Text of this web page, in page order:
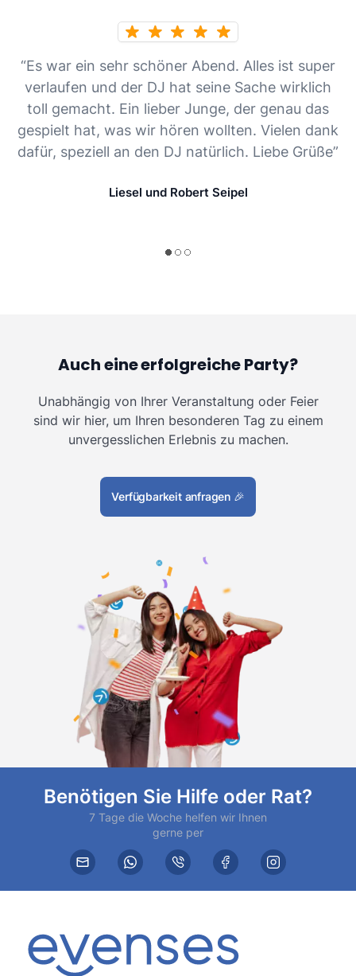
“Es war ein sehr schöner Abend. Alles ist super
verlaufen und der DJ hat seine Sache wirklich
toll gemacht. Ein lieber Junge, der genau das
gespielt hat, was wir hören wollten. Vielen dank
dafür, speziell an den DJ natürlich. Liebe Grüße”
Liesel und Robert Seipel
Auch eine erfolgreiche Party?
Unabhängig von Ihrer Veranstaltung oder Feier
sind wir hier, um Ihren besonderen Tag zu einem
unvergesslichen Erlebnis zu machen.
Verfügbarkeit anfragen 🎉
Benötigen Sie Hilfe oder Rat?
7 Tage die Woche helfen wir Ihnen
gerne per